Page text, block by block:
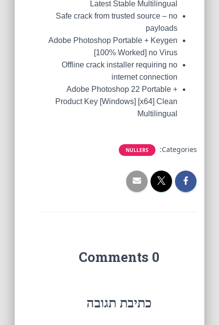
Latest Stable Multilingual
Safe crack from trusted source – no
payloads
Adobe Photoshop Portable + Keygen
[100% Worked] no Virus
Offline crack installer requiring no
internet connection
Adobe Photoshop 22 Portable +
Product Key [Windows] [x64] Clean
Multilingual
Categories:
NULLERS
כתיבת תגובה